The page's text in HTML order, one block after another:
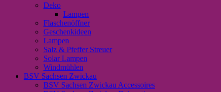
Menge
Deko
Lampen
Flaschenöffner
Geschenkideen
Lampen
Salz & Pfeffer Streuer
Solar Lampen
Windmühlen
BSV Sachsen Zwickau
BSV Sachsen Zwickau Accessoires